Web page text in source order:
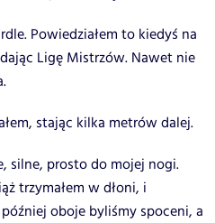
Powiedziałem to kiedyś na
Ligę Mistrzów. Nawet nie
stając kilka metrów dalej.
silne, prosto do mojej nogi.
trzymałem w dłoni, i
oboje byliśmy spoceni, a